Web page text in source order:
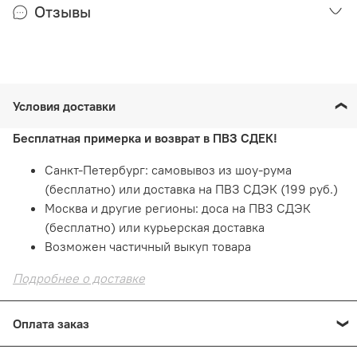
Отзывы
Условия доставки
Бесплатная примерка и возврат в ПВЗ СДЕК!
Санкт-Петербург: самовывоз из шоу-рума
(бесплатно) или доставка на ПВЗ СДЭК (199 руб.)
Москва и другие регионы: доса на ПВЗ СДЭК
(бесплатно) или курьерская доставка
Возможен частичный выкуп товара
Подробнее о доставке
Оплата заказ